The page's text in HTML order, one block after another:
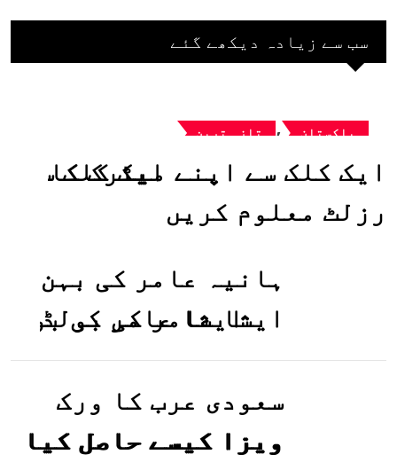
سب سے زیادہ دیکھے گئے
پاکستان , تازہ ترین
ایک کلک سے اپنے میٹرک کا
رزلٹ معلوم کریں
ہانیہ عامر کی بہن
ایشا عامر کی بولڈ
تصاویر وائرل ہو
گئیں
سعودی عرب کا ورک
ویزا کیسے حاصل کیا